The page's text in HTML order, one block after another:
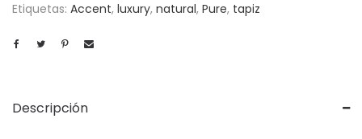
Etiquetas: Accent, luxury, natural, Pure, tapiz
Descripción